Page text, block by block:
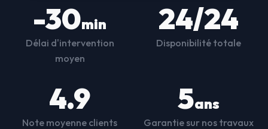
-30min
Délai d'intervention
moyen
24/24
Disponibilité totale
4.9
Note moyenne clients
5ans
Garantie sur nos travaux